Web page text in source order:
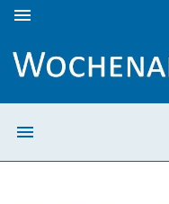
menu
menu